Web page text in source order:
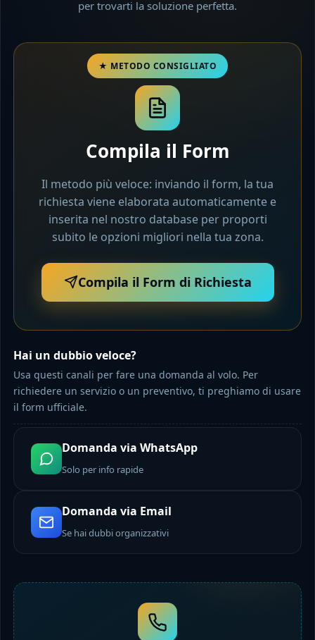
per trovarti la soluzione perfetta.
Compila il Form
Il metodo più veloce: inviando il form, la tua
richiesta viene elaborata automaticamente e
inserita nel nostro database per proporti
subito le opzioni migliori nella tua zona.
Compila il Form di Richiesta
Hai un dubbio veloce?
Usa questi canali per fare una domanda al volo. Per
richiedere un servizio o un preventivo, ti preghiamo di usare
il form ufficiale.
Domanda via WhatsApp
Solo per info rapide
Domanda via Email
Se hai dubbi organizzativi